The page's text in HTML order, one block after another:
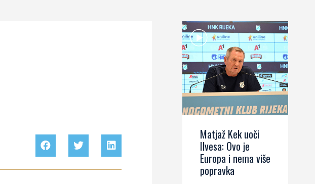
Matjaž Kek uoči
Ilvesa: Ovo je
Europa i nema više
popravka